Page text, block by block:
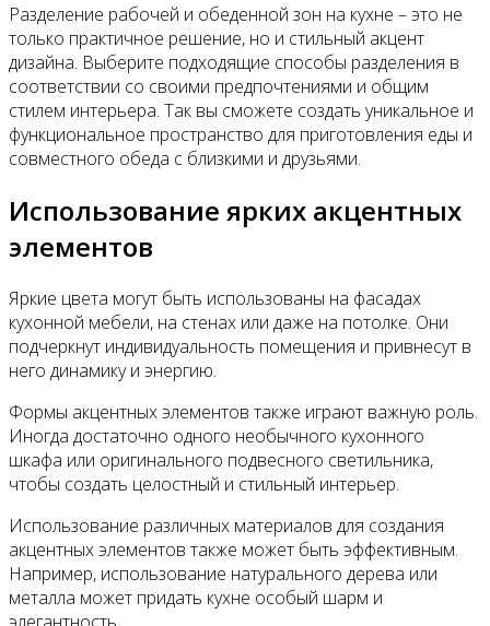
Разделение рабочей и обеденной зон на кухне – это не
только практичное решение, но и стильный акцент
дизайна. Выберите подходящие способы разделения в
соответствии со своими предпочтениями и общим
стилем интерьера. Так вы сможете создать уникальное и
функциональное пространство для приготовления еды и
совместного обеда с близкими и друзьями.
Использование ярких акцентных
элементов
Яркие цвета могут быть использованы на фасадах
кухонной мебели, на стенах или даже на потолке. Они
подчеркнут индивидуальность помещения и привнесут в
него динамику и энергию.
Формы акцентных элементов также играют важную роль.
Иногда достаточно одного необычного кухонного
шкафа или оригинального подвесного светильника,
чтобы создать целостный и стильный интерьер.
Использование различных материалов для создания
акцентных элементов также может быть эффективным.
Например, использование натурального дерева или
металла может придать кухне особый шарм и
элегантность.